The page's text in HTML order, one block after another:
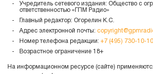
Учредитель сетевого издания: Общество с
ответственностью «ГПМ Радио»
Главный редактор: Огорелин К.С.
Адрес электронной почты:
Номер телефона редакции: +7 (495) 730-10-10
Возрастное ограничение 18+
На информационном ресурсе (сайте)